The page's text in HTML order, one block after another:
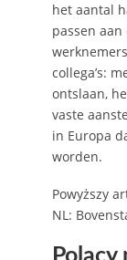
het aantal
passen
collega’s:
ontslaan,
vaste
in Europa
worden.
Powyższy
NL: